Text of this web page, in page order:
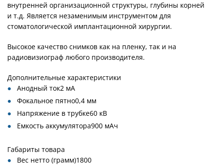
внутренней организационной структуры, глубины корней
и т.д. Является незаменимым инструментом для
стоматологической имплантационной хирургии.
Высокое качество снимков как на пленку, так и на
радиовизиограф любого производителя.
Дополнительные характеристики
Анодный ток2 мA
Фокальное пятно0,4 мм
Напряжение в трубке60 кВ
Емкость аккумулятора900 мАч
Габариты товара
Вес нетто (грамм)1800